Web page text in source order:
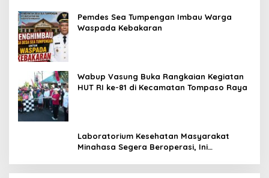
Pemdes Sea Tumpengan Imbau Warga
Waspada Kebakaran
Wabup Vasung Buka Rangkaian Kegiatan
HUT RI ke-81 di Kecamatan Tompaso Raya
Laboratorium Kesehatan Masyarakat
Minahasa Segera Beroperasi, Ini